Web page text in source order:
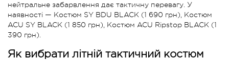
нейтральне забарвлення дає тактичну перевагу. У
наявності — Костюм SY BDU BLACK (1 690 грн), Костюм
ACU SY BLACK (1 850 грн), Костюм ACU Ripstop BLACK (1
390 грн).
Як вибрати літній тактичний костюм